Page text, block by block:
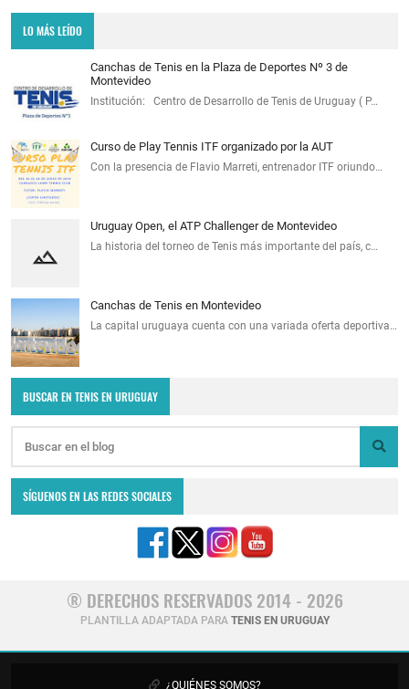
LO MÁS LEÍDO
Canchas de Tenis en la Plaza de Deportes Nº 3 de
Montevideo
Institución: Centro de Desarrollo de Tenis de Uruguay ( P…
Curso de Play Tennis ITF organizado por la AUT
Con la presencia de Flavio Marreti, entrenador ITF oriundo…
Uruguay Open, el ATP Challenger de Montevideo
La historia del torneo de Tenis más importante del país, c…
Canchas de Tenis en Montevideo
La capital uruguaya cuenta con una variada oferta deportiva…
BUSCAR EN TENIS EN URUGUAY
SÍGUENOS EN LAS REDES SOCIALES
® DERECHOS RESERVADOS 2014 - 2026
PLANTILLA ADAPTADA PARA TENIS EN URUGUAY
¿QUIÉNES SOMOS?